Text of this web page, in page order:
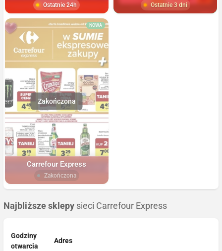
Ostatnie 24h Ostatnie 3 dni
NOWA
Carrefour Express
Zakończona
Najbliższe sklepy sieci Carrefour Express
Godziny
otwarcia
Adres